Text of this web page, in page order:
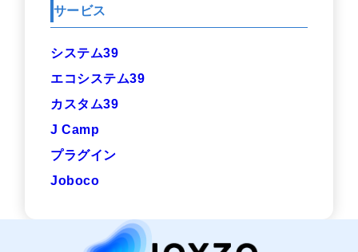
サービス
システム39
エコシステム39
カスタム39
J Camp
プラグイン
Joboco